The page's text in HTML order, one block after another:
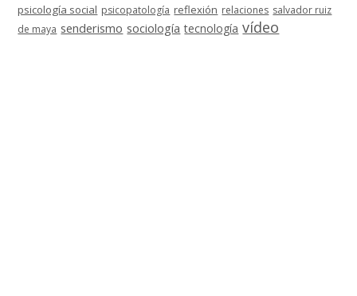
psicología social psicopatología reflexión relaciones salvador ruiz
de maya senderismo sociología tecnología vídeo